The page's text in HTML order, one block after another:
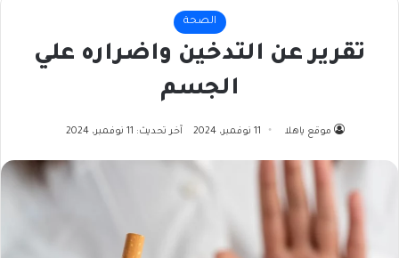
الصحة
تقرير عن التدخين واضراره علي
الجسم
موقع ياهلا 11 نوفمبر، 2024 آخر تحديث: 11 نوفمبر، 2024